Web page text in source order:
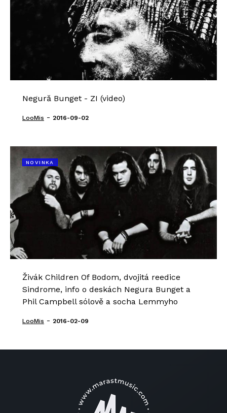
Negură Bunget - ZI (video)
LooMis - 2016-09-02
NOVINKA
Živák Children Of Bodom, dvojitá reedice
Sindrome, info o deskách Negura Bunget a
Phil Campbell sólově a socha Lemmyho
LooMis - 2016-02-09